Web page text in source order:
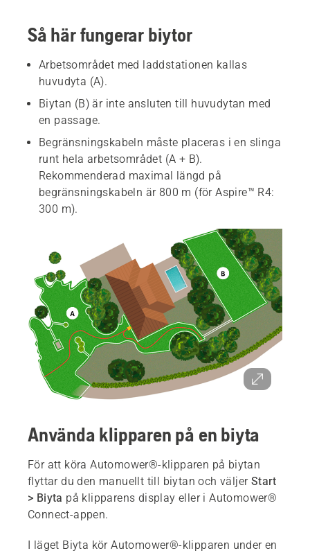
Så här fungerar biytor
Arbetsområdet med laddstationen kallas
huvudyta (A).
Biytan (B) är inte ansluten till huvudytan med
en passage.
Begränsningskabeln måste placeras i en slinga
runt hela arbetsområdet (A + B).
Rekommenderad maximal längd på
begränsningskabeln är 800 m (för Aspire™ R4:
300 m).
Använda klipparen på en biyta
För att köra Automower®-klipparen på biytan
flyttar du den manuellt till biytan och väljer Start
> Biyta på klipparens display eller i Automower®
Connect-appen.
I läget Biyta kör Automower®-klipparen under en